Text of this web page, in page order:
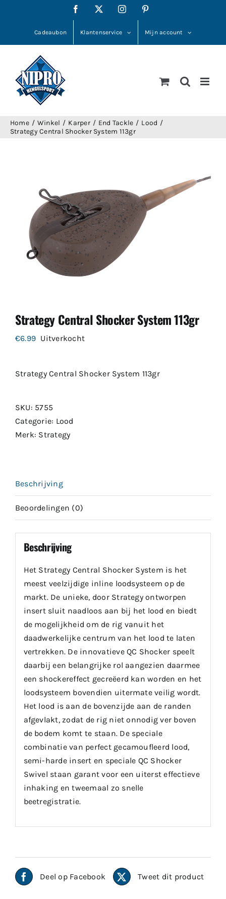
Facebook Instagram
Cadeaubon Klantenservice Mijn account
Home Winkel Karper End Tackle
Lood
Strategy Central Shocker System 113gr
Strategy Central Shocker System 113gr
€6.99 Uitverkocht
Strategy Central Shocker System 113gr
SKU: 5755
Categorie: Lood
Merk: Strategy
Beschrijving
Beoordelingen (0)
Beschrijving
Het Strategy Central Shocker System is het
meest veelzijdige inline loodsysteem op de
markt. De unieke, door Strategy ontworpen
insert sluit naadloos aan bij het lood en biedt
de mogelijkheid om de rig vanuit het
daadwerkelijke centrum van het lood te laten
vertrekken. De innovatieve QC Shocker speelt
daarbij een belangrijke rol aangezien daarmee
een shockereffect gecreëerd kan worden en het
loodsysteem bovendien uitermate veilig wordt.
Het lood is aan de bovenzijde aan de randen
afgevlakt, zodat de rig niet onnodig ver boven
de bodem komt te staan. De speciale
combinatie van perfect gecamoufleerd lood,
semi-harde insert en speciale QC Shocker
Swivel staan garant voor een uiterst effectieve
inhaking en tweemaal zo snelle
beetregistratie.
Deel op Facebook Tweet dit product